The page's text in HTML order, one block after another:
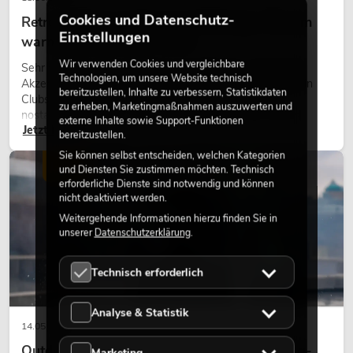
Retro-Licht im modernen Lichtdesign: Warum
warmes Licht wieder wirkt
Sehr warmes Licht, sichtbare Leuchtflächen und farbige
Akzente prägen viele aktuelle Lichtdesigns auf Bühnen, in
Clubs und bei Events. Retro-Licht ist dabei kein rein
nostalgischer Effekt, sondern ein bewusst eingesetztes
Gestaltungsmittel: Es schafft Atmosphäre, gibt Szenen
wirken lassen.
Jetzt lesen
14.05.2026
LICHT
Cookies und Datenschutz-
Einstellungen
Wir verwenden Cookies und vergleichbare
Technologien, um unsere Website technisch
bereitzustellen, Inhalte zu verbessern, Statistikdaten
zu erheben, Marketingmaßnahmen auszuwerten und
externe Inhalte sowie Support-Funktionen
bereitzustellen.
Sie können selbst entscheiden, welchen Kategorien
und Diensten Sie zustimmen möchten. Technisch
erforderliche Dienste sind notwendig und können
nicht deaktiviert werden.
Weitergehende Informationen hierzu finden Sie in
unsererDatenschutzerklärung.
Technisch erforderlich
Analyse & Statistik